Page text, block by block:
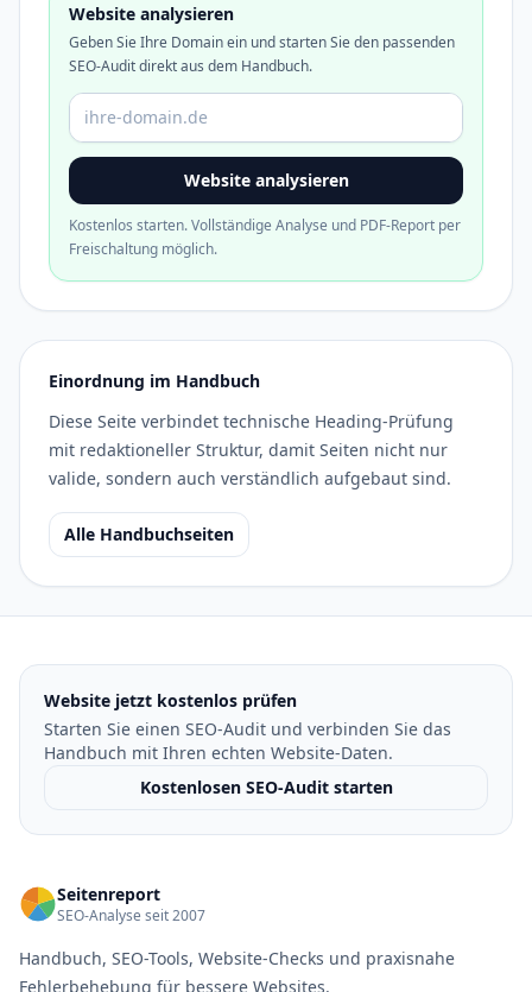
Website analysieren
Geben Sie Ihre Domain ein und starten Sie den passenden
SEO-Audit direkt aus dem Handbuch.
Domain oder URL
Website analysieren
Kostenlos starten. Vollständige Analyse und PDF-Report per
Freischaltung möglich.
Einordnung im Handbuch
Diese Seite verbindet technische Heading-Prüfung
mit redaktioneller Struktur, damit Seiten nicht nur
valide, sondern auch verständlich aufgebaut sind.
Alle Handbuchseiten
Website jetzt kostenlos prüfen
Starten Sie einen SEO-Audit und verbinden Sie das
Handbuch mit Ihren echten Website-Daten.
Kostenlosen SEO-Audit starten
Seitenreport
SEO-Analyse seit 2007
Handbuch, SEO-Tools, Website-Checks und praxisnahe
Fehlerbehebung für bessere Websites.